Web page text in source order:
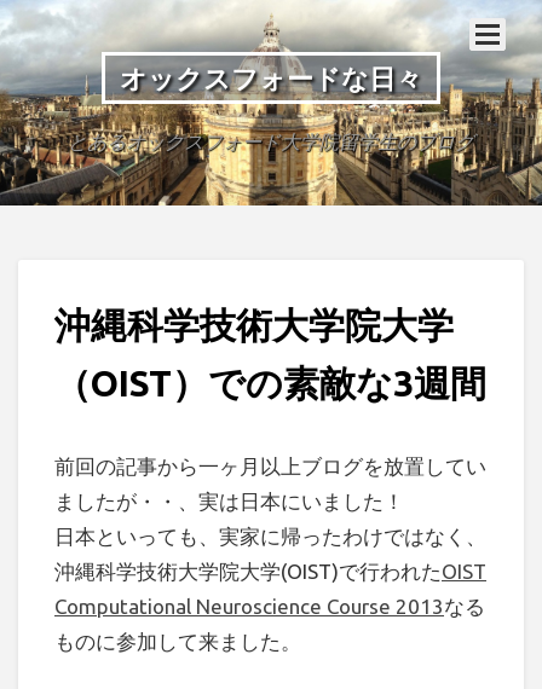
オックスフォードな日々
とあるオックスフォード大学院留学生のブログ
沖縄科学技術大学院大学
（OIST）での素敵な3週間
前回の記事から一ヶ月以上ブログを放置してい
ましたが・・、実は日本にいました！
日本といっても、実家に帰ったわけではなく、
沖縄科学技術大学院大学(OIST)で行われたOIST
Computational Neuroscience Course 2013なる
ものに参加して来ました。